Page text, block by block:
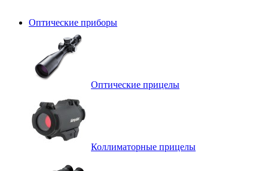
Оптические приборы
Оптические прицелы
Коллиматорные прицелы